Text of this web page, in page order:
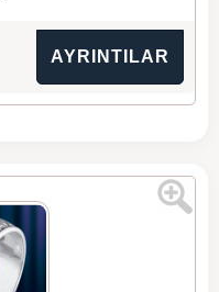
AYRINTILAR